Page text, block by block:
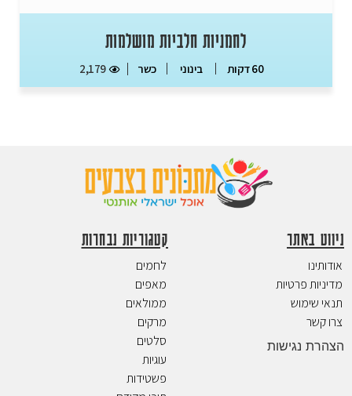
לחמניות חלביות מושלמות
60 דקות בינוני כשר 2,179
ניווט באתר
אודותינו
מדיניות פרטיות
תנאי שימוש
צרו קשר
הצהרת נגישות
קטגוריות נבחרות
לחמים
מאפים
ממולאים
מרקים
סלטים
עוגיות
פשטידות